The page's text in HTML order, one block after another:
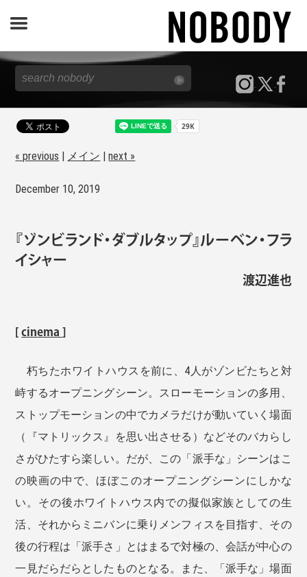
JOURNAL
SPECIAL
REPORT
NOBODY STORE
« previous メイン |next »
December 10, 2019
『ゾンビランド・ダブルタップ』ルーベン・フラ
イシャー
渡辺進也
[cinema]
朽ちたホワイトハウスを前に、4人がゾンビたちと対
峙するオープニングシーン。スローモーションの多用、
ストップモーションの中でカメラだけが動いていく場面
（『マトリックス』を思い出させる）などそのバカらし
さがひたすら楽しい。だが、この「派手な」シーンはこ
の映画の中で、ほぼこのオープニングシーンにしかな
い。その後ホワイトハウス内での擬似家族としての生
活、それからミニバンに乗りメンフィスを目指す、その
後の行程は「派手さ」とはまるで対極の、会話が中心の
一見だらだらとしたものとなる。また、「派手な」場面